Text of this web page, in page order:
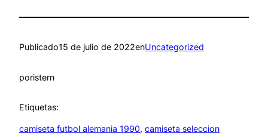
Publicado15 de julio de 2022enUncategorized
poristern
Etiquetas:
camiseta futbol alemania 1990, camiseta seleccion